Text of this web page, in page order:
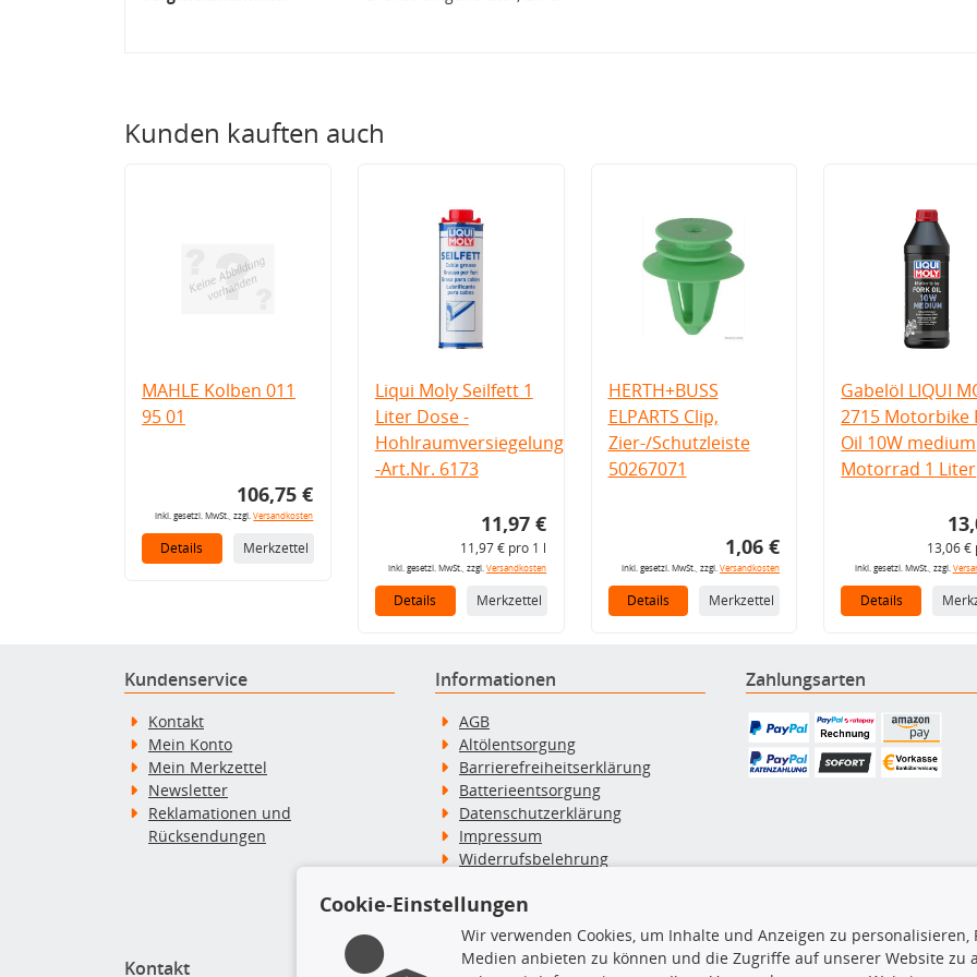
Kunden kauften auch
MAHLE Kolben 011
95 01
106,75 €
inkl. gesetzl. MwSt., zzgl.Versandkosten
Details Merkzettel
Liqui Moly Seilfett 1
Liter Dose -
Hohlraumversiegelung
-Art.Nr. 6173
11,97 €
11,97 € pro 1 l
inkl. gesetzl. MwSt., zzgl.Versandkosten
Details Merkzettel
HERTH+BUSS
ELPARTS Clip,
Zier-/Schutzleiste
50267071
1,06 €
inkl. gesetzl. MwSt., zzgl. Versandkosten
Details Merkzettel
Gabelöl LIQUI
2715 Motorbike
Oil 10W medium
Motorrad 1 Liter
13,06 €
inkl. gesetzl. MwSt., zzgl.
Details
Kundenservice
Kontakt
Mein Konto
Mein Merkzettel
Newsletter
Reklamationen und
Rücksendungen
Informationen
AGB
Altölentsorgung
Barrierefreiheitserklärung
Batterieentsorgung
Datenschutzerklärung
Impressum
Widerrufsbelehrung
Zahlung & Versand
Zahlungsarten
Kontakt Top Produkte TecDoc Inside
Cookie-Einstellungen
Wir verwenden Cookies, um Inhalte und Anzeigen zu
Medien anbieten zu können und die Zugriffe auf unserer Website zu